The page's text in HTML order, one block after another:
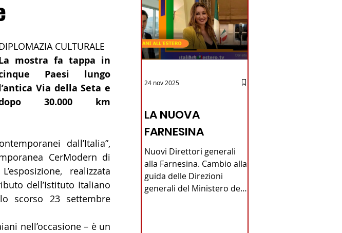
Africa
Australia
Nord Amer
16 - FARNESINA
CULTURALE
mostra fa tappa in
Paesi lungo
Via della Seta e
30.000 km
dall’Italia”,
CerModern di
realizzata
dell’Istituto Italiano
scorso 23 settembre
nell’occasione – è un
LA NUOVA
FARNESINA
Nuovi Direttori generali
alla Farnesina. Cambio alla
guida delle Direzioni
generali del Ministero degli
24 nov 2025